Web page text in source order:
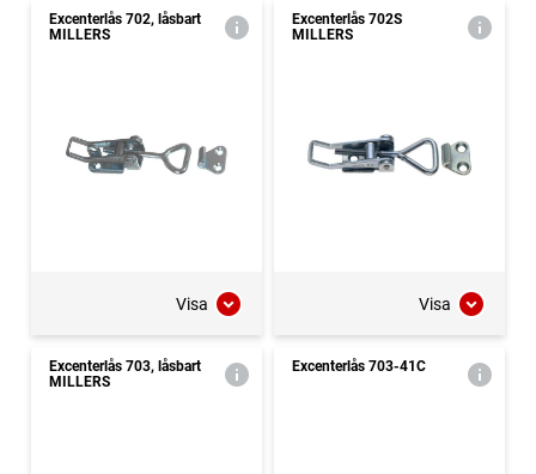
Excenterlås 702, låsbart
MILLERS
Visa
Excenterlås 702S
MILLERS
Visa
Excenterlås 703, låsbart
MILLERS
Excenterlås 703-41C